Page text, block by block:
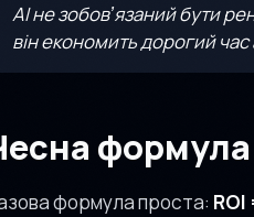
AI не зобовʼязаний бути
він економить дорогий
формула
формула проста: ROI